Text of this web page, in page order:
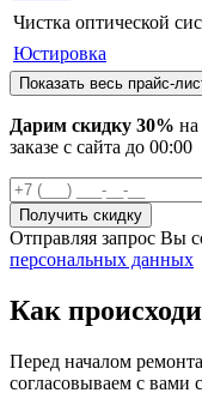
Чистка оптической
Юстировка
Показать весь прайс-
Дарим скидку 30%
заказе с сайта до 00:00
Отправляя запрос Вы
персональных данных
Как
Перед началом
согласовываем с вами